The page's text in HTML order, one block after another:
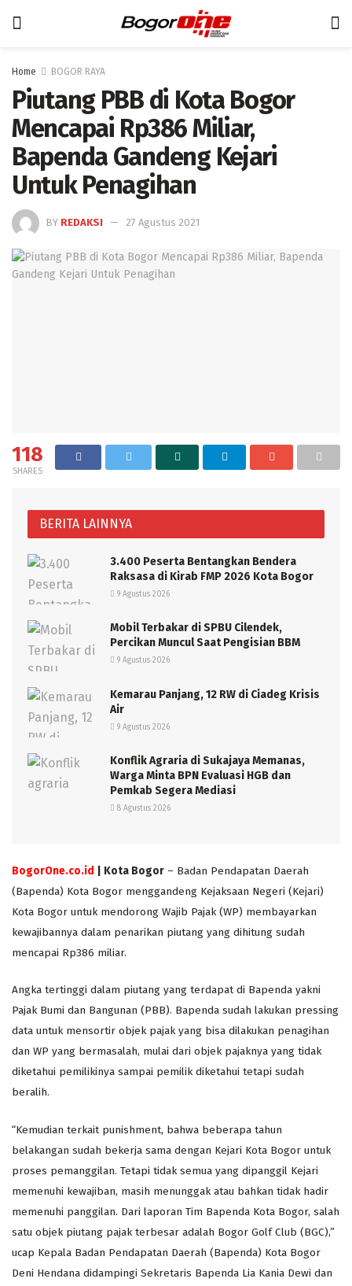
Home BOGOR RAYA
Piutang PBB di Kota Bogor
Mencapai Rp386 Miliar,
Bapenda Gandeng Kejari
Untuk Penagihan
BY REDAKSI 27 Agustus 2021
118
SHARES
BERITA LAINNYA
3.400 Peserta Bentangkan Bendera
Raksasa di Kirab FMP 2026 Kota Bogor
9 Agustus 2026
Mobil Terbakar di SPBU Cilendek,
Percikan Muncul Saat Pengisian BBM
9 Agustus 2026
Kemarau Panjang, 12 RW di Ciadeg Krisis
Air
9 Agustus 2026
Konflik Agraria di Sukajaya Memanas,
Warga Minta BPN Evaluasi HGB dan
Pemkab Segera Mediasi
8 Agustus 2026
BogorOne.co.id | Kota Bogor – Badan Pendapatan Daerah
(Bapenda) Kota Bogor menggandeng Kejaksaan Negeri (Kejari)
Kota Bogor untuk mendorong Wajib Pajak (WP) membayarkan
kewajibannya dalam penarikan piutang yang dihitung sudah
mencapai Rp386 miliar.
Angka tertinggi dalam piutang yang terdapat di Bapenda yakni
Pajak Bumi dan Bangunan (PBB). Bapenda sudah lakukan pressing
data untuk mensortir objek pajak yang bisa dilakukan penagihan
dan WP yang bermasalah, mulai dari objek pajaknya yang tidak
diketahui pemilikinya sampai pemilik diketahui tetapi sudah
beralih.
“Kemudian terkait punishment, bahwa beberapa tahun
belakangan sudah bekerja sama dengan Kejari Kota Bogor untuk
proses pemanggilan. Tetapi tidak semua yang dipanggil Kejari
memenuhi kewajiban, masih menunggak atau bahkan tidak hadir
memenuhi panggilan. Dari laporan Tim Bapenda Kota Bogor, salah
satu objek piutang pajak terbesar adalah Bogor Golf Club (BGC),”
ucap Kepala Badan Pendapatan Daerah (Bapenda) Kota Bogor
Deni Hendana didampingi Sekretaris Bapenda Lia Kania Dewi dan